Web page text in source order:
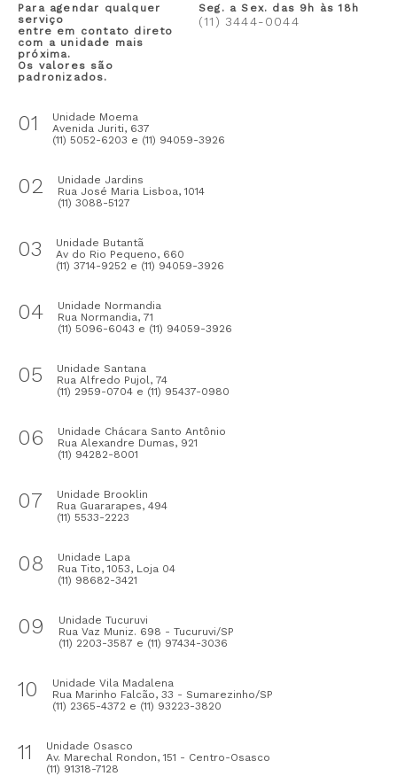
Para agendar qualquer
serviço
entre em contato direto
com a unidade mais
próxima.
Os valores são
padronizados.
Seg. a Sex. das 9h às 18h
(11) 3444-0044
01
Unidade Moema
Avenida Juriti, 637
(11) 5052-6203 e (11) 94059-3926
02
Unidade Jardins
Rua José Maria Lisboa, 1014
(11) 3088-5127
03
Unidade Butantã
Av do Rio Pequeno, 660
(11) 3714-9252 e (11) 94059-3926
04
Unidade Normandia
Rua Normandia, 71
(11) 5096-6043 e (11) 94059-3926
05
Unidade Santana
Rua Alfredo Pujol, 74
(11) 2959-0704 e (11) 95437-0980
06
Unidade Chácara Santo Antônio
Rua Alexandre Dumas, 921
(11) 94282-8001
07
Unidade Brooklin
Rua Guararapes, 494
(11) 5533-2223
08
Unidade Lapa
Rua Tito, 1053, Loja 04
(11) 98682-3421
09
Unidade Tucuruvi
Rua Vaz Muniz. 698 - Tucuruvi/SP
(11) 2203-3587 e (11) 97434-3036
10
Unidade Vila Madalena
Rua Marinho Falcão, 33 - Sumarezinho/SP
(11) 2365-4372 e (11) 93223-3820
11
Unidade Osasco
Av. Marechal Rondon, 151 - Centro-Osasco
(11) 91318-7128